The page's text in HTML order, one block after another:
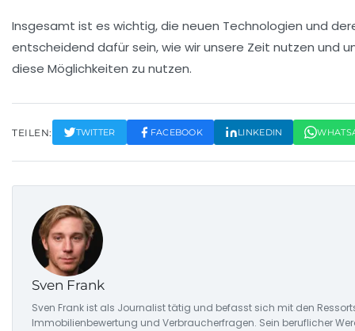
Insgesamt ist es wichtig, die neuen Technologien und
entscheidend dafür sein, wie wir unsere Zeit nutzen und
diese Möglichkeiten zu nutzen.
TEILEN: TWITTER FACEBOOK LINKEDIN
Sven Frank
Sven Frank ist als Journalist tätig und befasst sich mit den
Immobilienbewertung und Verbraucherfragen. Sein beruflicher